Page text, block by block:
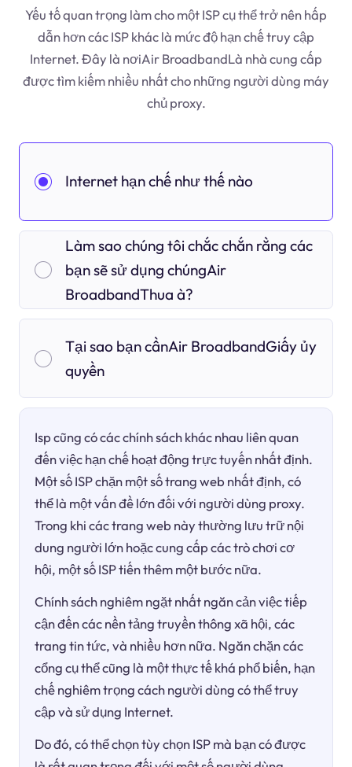
Yếu tố quan trọng làm cho một ISP cụ thể trở nên hấp
dẫn hơn các ISP khác là mức độ hạn chế truy cập
Internet. Đây là nơiAir BroadbandLà nhà cung cấp
được tìm kiếm nhiều nhất cho những người dùng máy
chủ proxy.
Internet hạn chế như thế nào
Làm sao chúng tôi chắc chắn rằng các
bạn sẽ sử dụng chúngAir
BroadbandThua à?
Tại sao bạn cầnAir BroadbandGiấy ủy
quyền
Isp cũng có các chính sách khác nhau liên quan
đến việc hạn chế hoạt động trực tuyến nhất định.
Một số ISP chặn một số trang web nhất định, có
thể là một vấn đề lớn đối với người dùng proxy.
Trong khi các trang web này thường lưu trữ nội
dung người lớn hoặc cung cấp các trò chơi cơ
hội, một số ISP tiến thêm một bước nữa.
Chính sách nghiêm ngặt nhất ngăn cản việc tiếp
cận đến các nền tảng truyền thông xã hội, các
trang tin tức, và nhiều hơn nữa. Ngăn chặn các
cổng cụ thể cũng là một thực tế khá phổ biến, hạn
chế nghiêm trọng cách người dùng có thể truy
cập và sử dụng Internet.
Do đó, có thể chọn tùy chọn ISP mà bạn có được